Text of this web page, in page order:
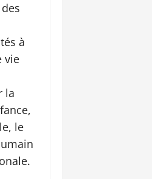
à
vie
la
le